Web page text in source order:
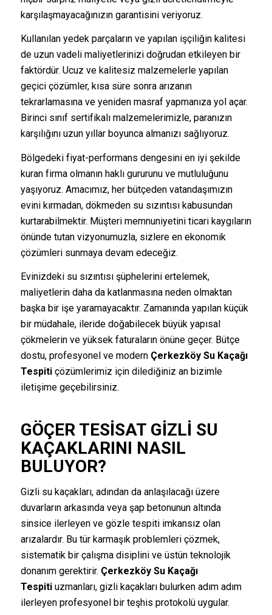
karşılaşmayacağınızın garantisini veriyoruz.
Kullanılan yedek parçaların ve yapılan işçiliğin kalitesi
de uzun vadeli maliyetlerinizi doğrudan etkileyen bir
faktördür. Ucuz ve kalitesiz malzemelerle yapılan
geçici çözümler, kısa süre sonra arızanın
tekrarlamasına ve yeniden masraf yapmanıza yol açar.
Birinci sınıf sertifikalı malzemelerimizle, paranızın
karşılığını uzun yıllar boyunca almanızı sağlıyoruz.
Bölgedeki fiyat-performans dengesini en iyi şekilde
kuran firma olmanın haklı gururunu ve mutluluğunu
yaşıyoruz. Amacımız, her bütçeden vatandaşımızın
evini kırmadan, dökmeden su sızıntısı kabusundan
kurtarabilmektir. Müşteri memnuniyetini ticari kaygıların
önünde tutan vizyonumuzla, sizlere en ekonomik
çözümleri sunmaya devam edeceğiz.
Evinizdeki su sızıntısı şüphelerini ertelemek,
maliyetlerin daha da katlanmasına neden olmaktan
başka bir işe yaramayacaktır. Zamanında yapılan küçük
bir müdahale, ileride doğabilecek büyük yapısal
çökmelerin ve yüksek faturaların önüne geçer. Bütçe
dostu, profesyonel ve modern Çerkezköy Su Kaçağı
Tespitiçözümlerimiz için dilediğiniz an bizimle
iletişime geçebilirsiniz.
GÖÇER TESISAT GIZLI SU
KAÇAKLARINI NASIL
BULUYOR?
Gizli su kaçakları, adından da anlaşılacağı üzere
duvarların arkasında veya şap betonunun altında
sinsice ilerleyen ve gözle tespiti imkansız olan
arızalardır. Bu tür karmaşık problemleri çözmek,
sistematik bir çalışma disiplini ve üstün teknolojik
donanım gerektirir. Çerkezköy Su Kaçağı
Tespitiuzmanları, gizli kaçakları bulurken adım adım
ilerleyen profesyonel bir teşhis protokolü uygular.